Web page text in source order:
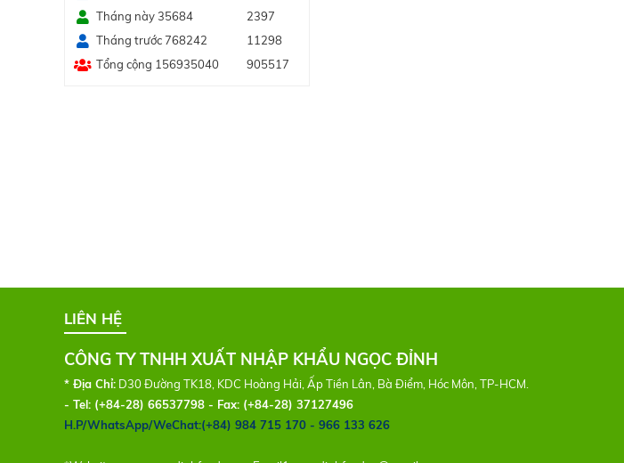
Tháng này 35684
2397
Tháng trước 768242
11298
Tổng cộng 156935040
905517
LIÊN HỆ
CÔNG TY TNHH XUẤT NHẬP KHẨU NGỌC ĐỈNH
* Địa Chỉ: D30 Đường TK18, KDC Hoàng Hải, Ấp Tiền Lân, Bà Điểm, Hóc Môn, TP-HCM.
- Tel: (+84-28) 66537798 - Fax: (+84-28) 37127496
H.P/WhatsApp/WeChat:(+84) 984 715 170 - 966 133 626